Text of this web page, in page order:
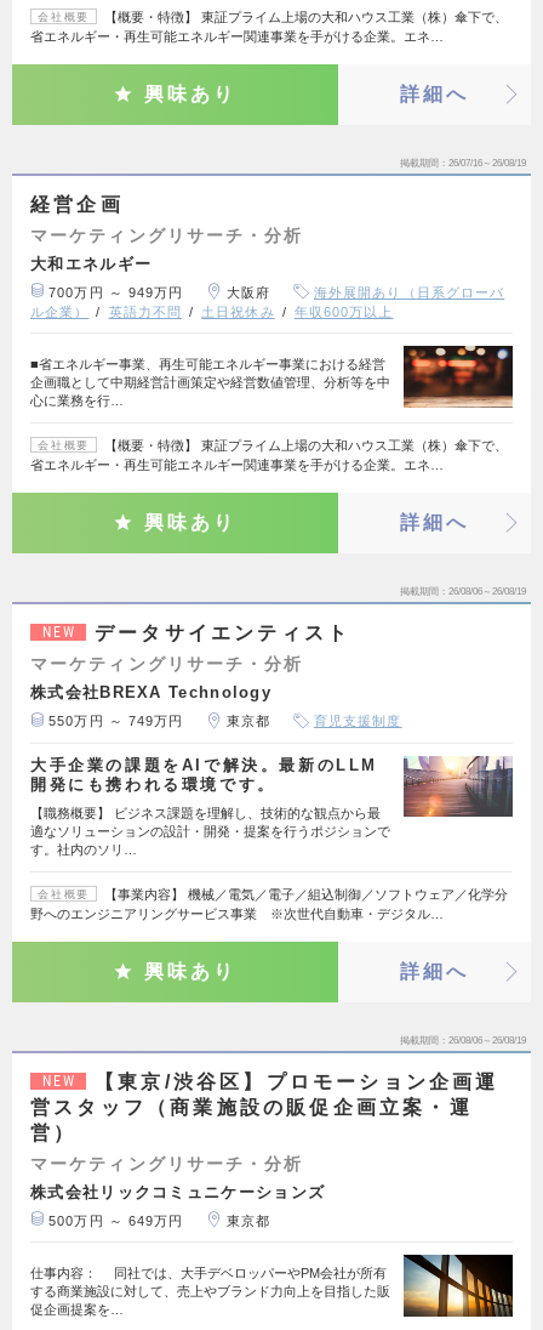
会社概要
【概要・特徴】 東証プライム上場の大和ハウス工業（株）傘下で、
省エネルギー・再生可能エネルギー関連事業を手がける企業。エネ…
興味あり 詳細へ
掲載期間 26/07/16～26/08/19
経営企画
マーケティングリサーチ・分析
大和エネルギー
700万円 ～ 949万円 大阪府
海外展開あり（日系グローバ
ル企業）
英語力不問 土日祝休み 年収600万以上
■省エネルギー事業、再生可能エネルギー事業における経営
企画職として中期経営計画策定や経営数値管理、分析等を中
心に業務を行…
会社概要
【概要・特徴】 東証プライム上場の大和ハウス工業（株）傘下で、
省エネルギー・再生可能エネルギー関連事業を手がける企業。エネ…
興味あり 詳細へ
掲載期間 26/08/06～26/08/19
NEW データサイエンティスト
マーケティングリサーチ・分析
株式会社BREXA Technology
550万円 ～ 749万円 東京都 育児支援制度
大手企業の課題をAIで解決。最新のLLM
開発にも携われる環境です。
【職務概要】 ビジネス課題を理解し、技術的な観点から最
適なソリューションの設計・開発・提案を行うポジションで
す。社内のソリ…
会社概要
【事業内容】 機械／電気／電子／組込制御／ソフトウェア／化学分
野へのエンジニアリングサービス事業 ※次世代自動車・デジタル…
興味あり 詳細へ
掲載期間 26/08/06～26/08/19
NEW
【東京/渋谷区】プロモーション企画運
営スタッフ（商業施設の販促企画立案・運
営）
マーケティングリサーチ・分析
株式会社リックコミュニケーションズ
500万円 ～ 649万円 東京都
仕事内容： 同社では、大手デベロッパーやPM会社が所有
する商業施設に対して、売上やブランド力向上を目指した販
促企画提案を…